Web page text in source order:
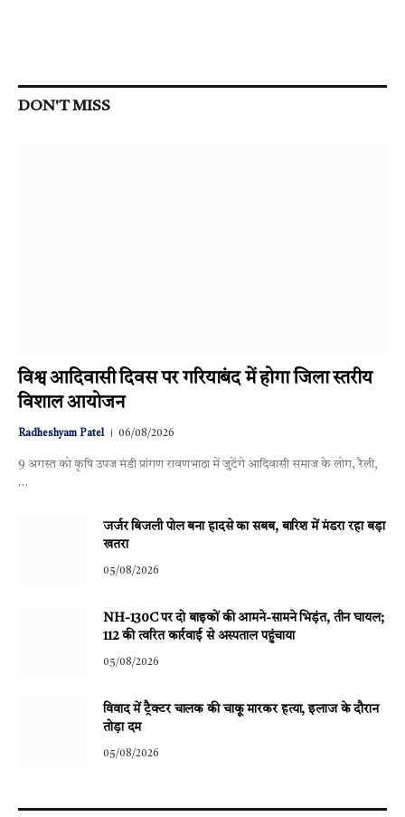
DON'T MISS
विश्व आदिवासी दिवस पर गरियाबंद में होगा जिला स्तरीय
विशाल आयोजन
Radheshyam Patel 06/08/2026
9 अगस्त को कृषि उपज मंडी प्रांगण रावणभाठा में जुटेंगे आदिवासी समाज के लोग, रैली,
…
जर्जर बिजली पोल बना हादसे का सबब, बारिश में मंडरा रहा बड़ा
खतरा
05/08/2026
NH-130C पर दो बाइकों की आमने-सामने भिड़ंत, तीन घायल;
112 की त्वरित कार्रवाई से अस्पताल पहुंचाया
05/08/2026
विवाद में ट्रैक्टर चालक की चाकू मारकर हत्या, इलाज के दौरान
तोड़ा दम
05/08/2026